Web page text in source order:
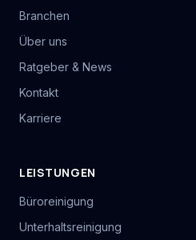
Branchen
Über uns
Ratgeber & News
Kontakt
Karriere
LEISTUNGEN
Büroreinigung
Unterhaltsreinigung